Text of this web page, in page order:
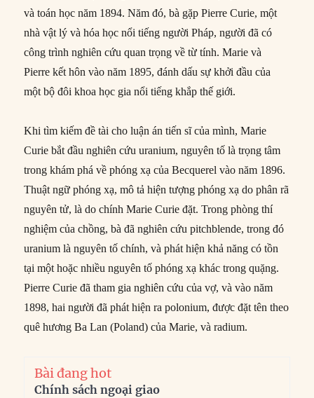
và toán học năm 1894. Năm đó, bà gặp Pierre Curie, một
nhà vật lý và hóa học nổi tiếng người Pháp, người đã có
công trình nghiên cứu quan trọng về từ tính. Marie và
Pierre kết hôn vào năm 1895, đánh dấu sự khởi đầu của
một bộ đôi khoa học gia nổi tiếng khắp thế giới.
Khi tìm kiếm đề tài cho luận án tiến sĩ của mình, Marie
Curie bắt đầu nghiên cứu uranium, nguyên tố là trọng tâm
trong khám phá về phóng xạ của Becquerel vào năm 1896.
Thuật ngữ phóng xạ, mô tả hiện tượng phóng xạ do phân rã
nguyên tử, là do chính Marie Curie đặt. Trong phòng thí
nghiệm của chồng, bà đã nghiên cứu pitchblende, trong đó
uranium là nguyên tố chính, và phát hiện khả năng có tồn
tại một hoặc nhiều nguyên tố phóng xạ khác trong quặng.
Pierre Curie đã tham gia nghiên cứu của vợ, và vào năm
1898, hai người đã phát hiện ra polonium, được đặt tên theo
quê hương Ba Lan (Poland) của Marie, và radium.
Bài đang hot
Chính sách ngoại giao